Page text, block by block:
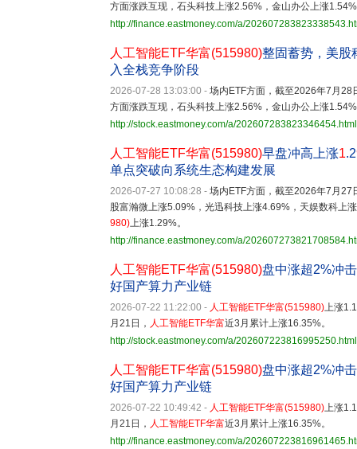
方面涨跌互现，石头科技上涨2.56%，金山办公上涨
http://finance.eastmoney.com/a/
人工智能ETF华富(515980)整固蓄势，美股
入全栈竞争阶段
2026-07-28 13:03:00 - 场内ETF方面，截至2026年7月28
方面涨跌互现，石头科技上涨2.56%，金山办公上涨
http://stock.eastmoney.com/a/202607283823346454.html
人工智能ETF华富(515980)早盘冲高上涨1.2
单点突破向系统生态构建发展
2026-07-27 10:08:28 - 场内ETF方面，截至2026年7月27
股富瀚微上涨5.09%，光迅科技上涨4.69%，天娱数科上
980)上涨1.29%。
http://finance.eastmoney.com/a/
人工智能ETF华富(515980)盘中涨超2%冲
好国产算力产业链
2026-07-22 11:22:00 - 人工智能ETF华富(515980)上涨
月21日， 人工智能ETF华富近3月累计上涨16.35%。
http://stock.eastmoney.com/a/202607223816995250.html
人工智能ETF华富(515980)盘中涨超2%冲
好国产算力产业链
2026-07-22 10:49:42 - 人工智能ETF华富(515980)上涨
月21日， 人工智能ETF华富近3月累计上涨16.35%。
http://finance.eastmoney.com/a/